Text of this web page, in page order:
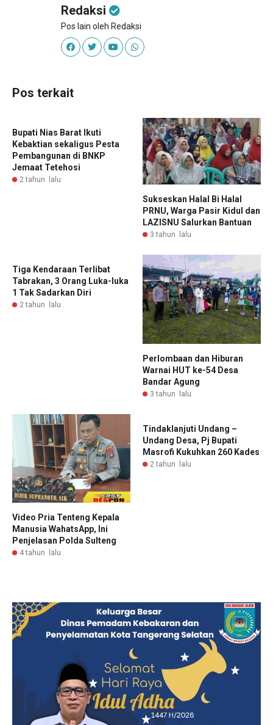
Redaksi
Pos lain oleh Redaksi
Pos terkait
Bupati Nias Barat Ikuti
Kebaktian sekaligus Pesta
Pembangunan di BNKP
Jemaat Tetehosi
2 tahun lalu
Sukseskan Halal Bi Halal
PRNU, Warga Pasir Kidul dan
LAZISNU Salurkan Bantuan
3 tahun lalu
Tiga Kendaraan Terlibat
Tabrakan, 3 Orang Luka-luka
1 Tak Sadarkan Diri
2 tahun lalu
Perlombaan dan Hiburan
Warnai HUT ke-54 Desa
Bandar Agung
3 tahun lalu
Video Pria Tenteng Kepala
Manusia WahatsApp, Ini
Penjelasan Polda Sulteng
4 tahun lalu
Tindaklanjuti Undang –
Undang Desa, Pj Bupati
Masrofi Kukuhkan 260 Kades
2 tahun lalu